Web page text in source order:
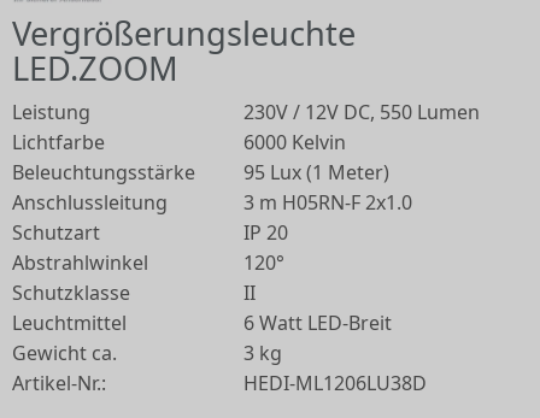
Vergrößerungsleuchte
LED.ZOOM
Leistung
230V / 12V DC, 550 Lumen
Lichtfarbe
6000 Kelvin
Beleuchtungsstärke
95 Lux (1 Meter)
Anschlussleitung
3 m H05RN-F 2x1.0
Schutzart
IP 20
Abstrahlwinkel
120°
Schutzklasse
II
Leuchtmittel
6 Watt LED-Breit
Gewicht ca.
3 kg
Artikel-Nr.:
HEDI-ML1206LU38D